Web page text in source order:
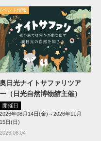
ベント情報
奥日光ナイトサファリツア
ー（日光自然博物館主催）
開催日
2026年08月14日(金)～2026年11月
15日(日)
2026.06.04